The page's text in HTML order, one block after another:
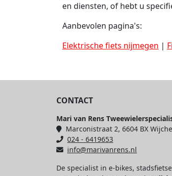
en diensten, of hebt u
Aanbevolen pagina's:
Elektrische fiets nijmegen |
CONTACT
Mari van Rens
Marconistraat 2, 6604 BX
024 - 6419653
info@marivanrens.nl
De specialist in e-bikes,